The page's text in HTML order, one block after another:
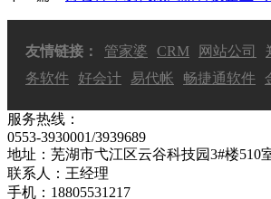
友情链接： 管家婆 CRM 网站公司
务软件
好会计 易代帐 畅捷通软件
服务热线：
0553-3930001/3939689
地址：芜湖市弋江区云谷科技园3#楼510
联系人：王经理
手机：18805531217